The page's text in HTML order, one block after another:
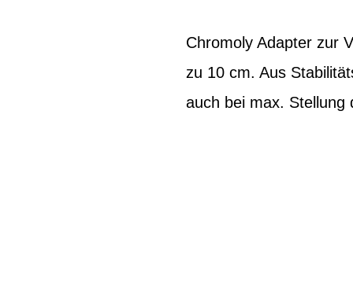
Chromoly Adapter zur
zu 10 cm. Aus
auch bei max. Stellung